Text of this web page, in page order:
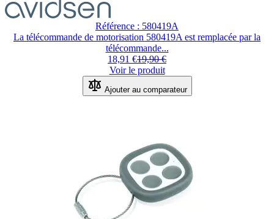
dépend
des
options
choisies
sur
la
page
du
Référence : 580419A
La télécommande de motorisation 580419A est remplacée par la
télécommande...
18,91 €19,90 €
Voir le produit
Ajouter au comparateur